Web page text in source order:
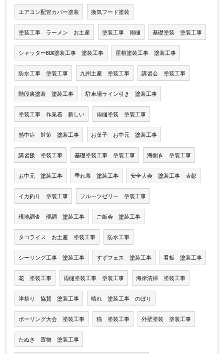
エアコン配管カバー塗装 換気フード塗装
塗装工事 ラーメン お土産 塗装工事 雨樋 基礎塗装 塗装工事
シャッターBOX塗装工事 塗装工事 屋根塗装工事 塗装工事
防水工事 塗装工事 九州土産 塗装工事 講習会 塗装工事
階段裏塗装 塗装工事 駐車場ライン引き 塗装工事
塗装工事 作業着 新しい 雨樋塗装 塗装工事
熱中症 対策 塗装工事 お菓子 お中元 塗装工事
講習飯 塗装工事 基礎塗装工事 塗装工事 海開き 塗装工事
お中元 塗装工事 垂れ幕 塗装工事 安全大会 塗装工事 表彰
イカ釣り 塗装工事 フルーツゼリー 塗装工事
現地調査 現調 塗装工事 ご飯会 塗装工事
タコライス お土産 塗装工事 防水工事
シーリング工事 塗装工事 すずフェス 塗装工事 看板 塗装工事
花 塗装工事 雨樋塗装工事 塗装工事 海岸清掃 塗装工事
津祭り 協賛 塗装工事 晴れ 塗装工事 のぼり
ボーリング大会 塗装工事 猫 塗装工事 外壁塗装 塗装工事
たぬき 置物 塗装工事